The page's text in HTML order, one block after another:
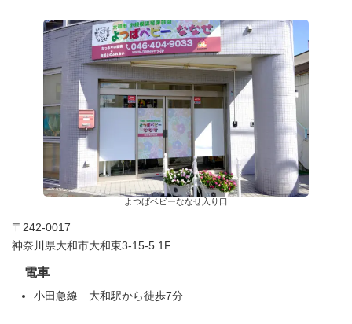
よつばベビーななせ入り口
〒242-0017
神奈川県大和市大和東3-15-5 1F
電車
小田急線 大和駅から徒歩7分